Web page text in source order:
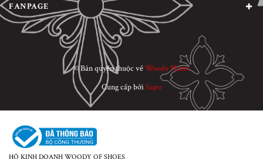
FANPAGE
© Bản quyền thuộc vềWoody Planet
Cung cấp bởiSapo
HỘ KINH DOANH WOODY OF SHOES